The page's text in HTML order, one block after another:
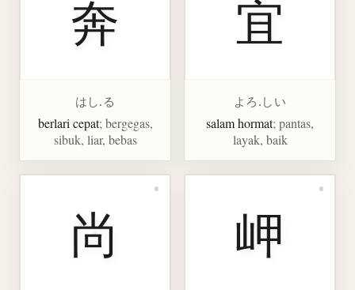
奔
はし.る
berlari cepat; bergegas,
sibuk, liar, bebas
宜
よろ.しい
salam hormat; pantas,
layak, baik
尚 岬